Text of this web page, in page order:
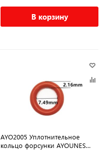
В корзину
AYO2005 Уплотнительное
кольцо форсунки AYOUNES